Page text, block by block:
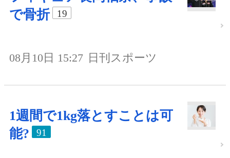
で骨折
19
08月10日 15:27 日刊スポーツ
1週間で1kg落とすことは可
能?
91